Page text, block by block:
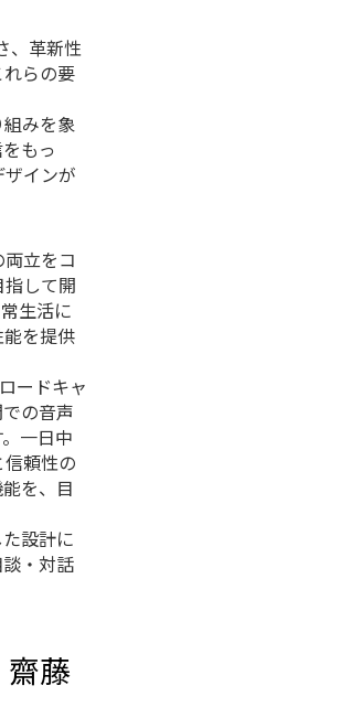
、革新性
らの要
みを象
もっ
インが
立をコ
して開
生活に
を提供
ードキャ
の音声
一日中
頼性の
を、目
設計に
・対話
齋藤